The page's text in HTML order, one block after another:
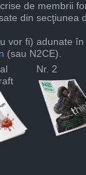
de membrii
din secţiunea
vor fi) adunate
(sau N2CE).
Nr. 2